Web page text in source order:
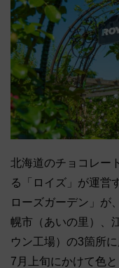
北海道のチョコレー
る「ロイズ」が運営
ローズガーデン」が
幌市（あいの里）、
ウン工場）の3箇所
7月上旬にかけて色